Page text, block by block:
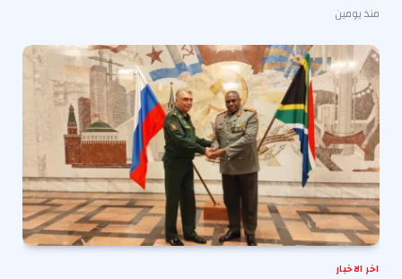
منذ يومين
اخر الاخبار